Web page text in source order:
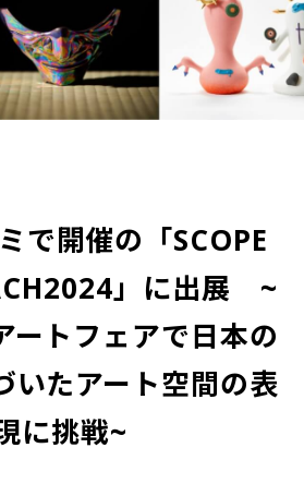
で開催の「SCOPE
」に出展 ~
ートフェアで日本の
いたアート空間の表
に挑戦~